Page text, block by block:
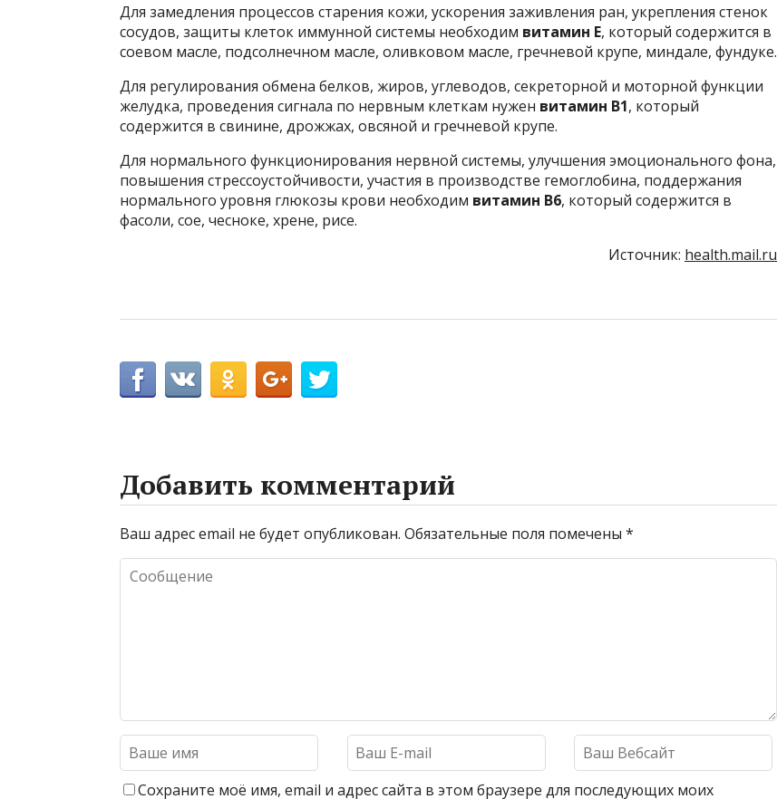
Для замедления процессов старения кожи, ускорения заживления ран, укрепления стенок
сосудов, защиты клеток иммунной системы необходим витамин Е, который содержится в
соевом масле, подсолнечном масле, оливковом масле, гречневой крупе, миндале, фундуке.
Для регулирования обмена белков, жиров, углеводов, секреторной и моторной функции
желудка, проведения сигнала по нервным клеткам нужен витамин В1, который
содержится в свинине, дрожжах, овсяной и гречневой крупе.
Для нормального функционирования нервной системы, улучшения эмоционального фона,
повышения стрессоустойчивости, участия в производстве гемоглобина, поддержания
нормального уровня глюкозы крови необходим витамин В6, который содержится в
фасоли, сое, чесноке, хрене, рисе.
Источник: health.mail.ru
Добавить комментарий
Ваш адрес email не будет опубликован. Обязательные поля помечены *
Сохраните моё имя, email и адрес сайта в этом браузере для последующих моих